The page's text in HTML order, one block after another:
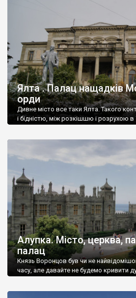
Ялта . Палац нащадків
орди
Дивне місто все таки Ялта. Такого
і бідністю, між розкішшю і розрухою в
Алупка. Місто, церква,
палац
Князь Воронцов був чи не
часу, але давайте не будемо кривити